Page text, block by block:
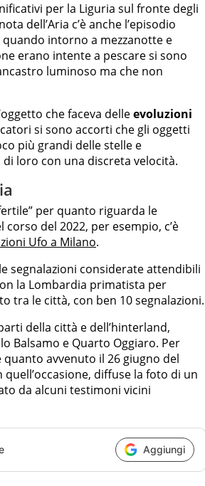
per la Liguria sul fronte degli
dell’Aria c’è anche l’episodio
intorno a mezzanotte e
erano intente a pescare si sono
luminoso ma che non
che faceva delleevoluzioni
si sono accorti che gli oggetti
più grandi delle stelle e
loro con una discreta velocità.
per quanto riguarda le
del 2022, per esempio, c’è
Ufo a Milano.
segnalazioni considerate attendibili
la Lombardia primatista per
tra le città, con ben 10 segnalazioni.
della città e dell’hinterland,
Balsamo e Quarto Oggiaro. Per
avvenuto il 26 giugno del
diffuse la foto di un
da alcuni testimoni vicini
Aggiungi